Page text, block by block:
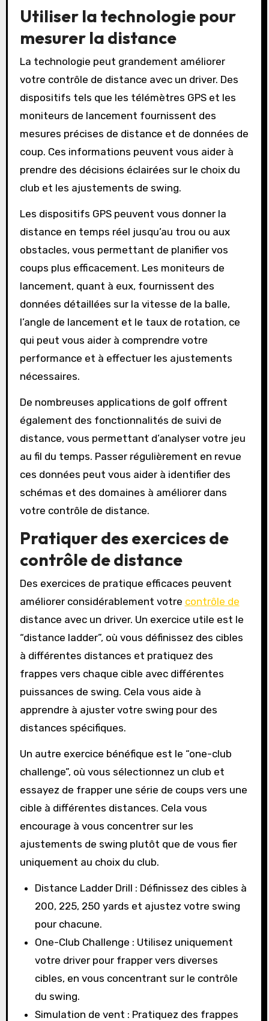
Utiliser la technologie pour
mesurer la distance
La technologie peut grandement améliorer
votre contrôle de distance avec un driver. Des
dispositifs tels que les télémètres GPS et les
moniteurs de lancement fournissent des
mesures précises de distance et de données de
coup. Ces informations peuvent vous aider à
prendre des décisions éclairées sur le choix du
club et les ajustements de swing.
Les dispositifs GPS peuvent vous donner la
distance en temps réel jusqu’au trou ou aux
obstacles, vous permettant de planifier vos
coups plus efficacement. Les moniteurs de
lancement, quant à eux, fournissent des
données détaillées sur la vitesse de la balle,
l’angle de lancement et le taux de rotation, ce
qui peut vous aider à comprendre votre
performance et à effectuer les ajustements
nécessaires.
De nombreuses applications de golf offrent
également des fonctionnalités de suivi de
distance, vous permettant d’analyser votre jeu
au fil du temps. Passer régulièrement en revue
ces données peut vous aider à identifier des
schémas et des domaines à améliorer dans
votre contrôle de distance.
Pratiquer des exercices de
contrôle de distance
Des exercices de pratique efficaces peuvent
améliorer considérablement votre contrôle de
distance avec un driver. Un exercice utile est le
“distance ladder”, où vous définissez des cibles
à différentes distances et pratiquez des
frappes vers chaque cible avec différentes
puissances de swing. Cela vous aide à
apprendre à ajuster votre swing pour des
distances spécifiques.
Un autre exercice bénéfique est le “one-club
challenge”, où vous sélectionnez un club et
essayez de frapper une série de coups vers une
cible à différentes distances. Cela vous
encourage à vous concentrer sur les
ajustements de swing plutôt que de vous fier
uniquement au choix du club.
Distance Ladder Drill : Définissez des cibles à
200, 225, 250 yards et ajustez votre swing
pour chacune.
One-Club Challenge : Utilisez uniquement
votre driver pour frapper vers diverses
cibles, en vous concentrant sur le contrôle
du swing.
Simulation de vent : Pratiquez des frappes